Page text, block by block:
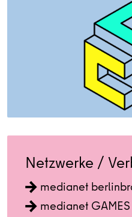
Netzwerke /
medianet
medianet